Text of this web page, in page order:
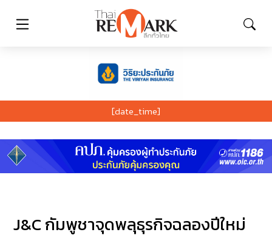
[date_time]
J&C กัมพูชาจุดพลุธุรกิจฉลองปีใหม่